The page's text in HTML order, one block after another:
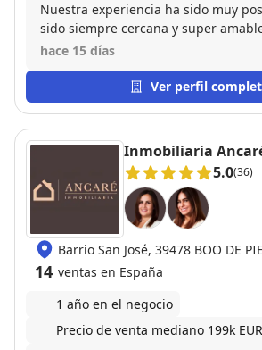
Nuestra experiencia ha sido muy
sido siempre cercana y super
adaptado a nuestras necesidades y
comprador. Nos ha hecho muy fácil
Muchas gracias ;-)
hace 15 días
Ver perfil
Inmobiliaria
5.0(36)
Barrio San José, 39478 BOO DE
14 ventas en España
1 año en el negocio
Precio de venta mediano 199k EUR